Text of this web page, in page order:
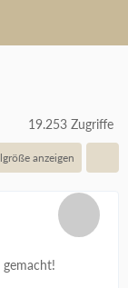
19.253 Zugriffe
anzeigen